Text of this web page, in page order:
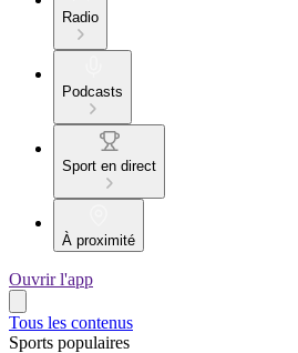
Radio
Podcasts
Sport en direct
À proximité
Ouvrir l'app
Tous les contenus
Sports populaires